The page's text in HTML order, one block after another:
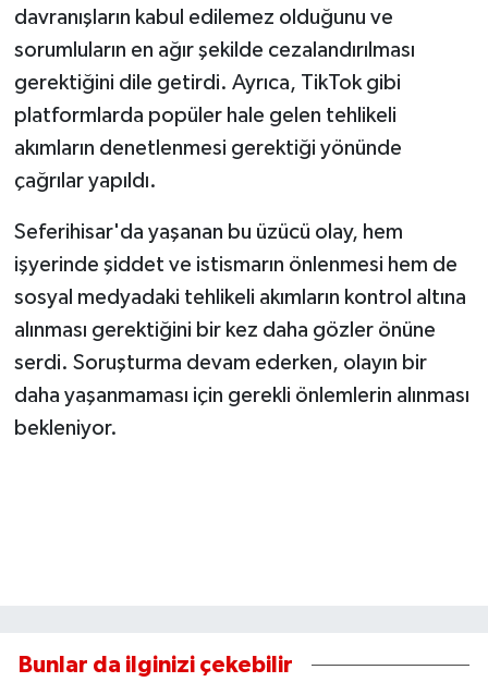
davranışların kabul edilemez olduğunu ve
sorumluların en ağır şekilde cezalandırılması
gerektiğini dile getirdi. Ayrıca, TikTok gibi
platformlarda popüler hale gelen tehlikeli
akımların denetlenmesi gerektiği yönünde
çağrılar yapıldı.
Seferihisar'da yaşanan bu üzücü olay, hem
işyerinde şiddet ve istismarın önlenmesi hem de
sosyal medyadaki tehlikeli akımların kontrol altına
alınması gerektiğini bir kez daha gözler önüne
serdi. Soruşturma devam ederken, olayın bir
daha yaşanmaması için gerekli önlemlerin alınması
bekleniyor.
Bunlar da ilginizi çekebilir